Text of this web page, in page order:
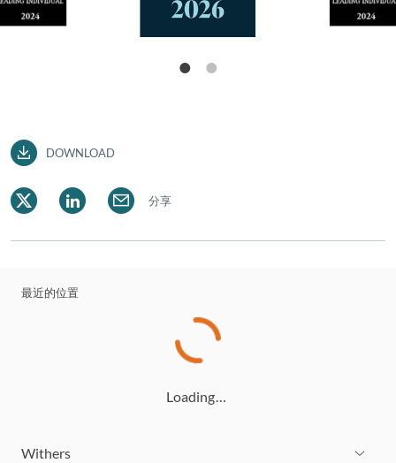
DOWNLOAD
分享
最近的位置
Loading…
Withers